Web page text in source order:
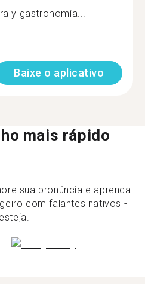
y gastronomía...
Baixe o aplicativo
mais rápido
sua pronúncia e aprenda
com falantes nativos -